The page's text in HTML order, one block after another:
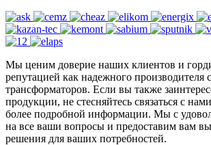
Мы ценим доверие наших клиентов и
репутацией как надежного производителя
трансформаторов. Если вы также
продукции, не стесняйтесь связаться с
более подробной информации. Мы с
на все ваши вопросы и предоставим вам
решения для ваших потребностей.